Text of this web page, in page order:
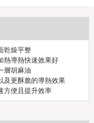
乾燥平整
熱導熱快速效果好
層胡麻油
及更酥脆的導熱效果
方便且提升效率